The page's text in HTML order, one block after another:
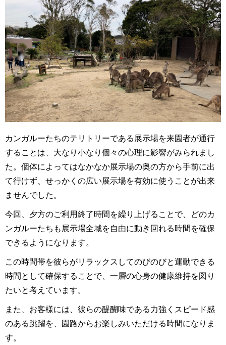
カンガルーたちのテリトリーである展示場を来園者が通行
することは、大なり小なり個々の心理に影響がみられまし
た。個体によってはなかなか展示場の奥の方から手前に出
て行けず、せっかくの広い展示場を有効に使うことが出来
ませんでした。
今回、夕方のご利用終了時間を繰り上げることで、どのカ
ンガルーたちも展示場全域を自由に動き回れる時間を確保
できるようになります。
この時間帯を彼らがリラックスしてのびのびと運動できる
時間として確保することで、一層の心身の健康維持を図り
たいと考えています。
また、お客様には、彼らの醍醐味である力強くスピード感
のある跳躍を、園路からお楽しみいただける時間になりま
す。